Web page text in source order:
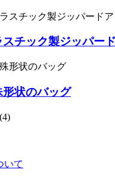
スチック製ジッパー
形状のバッグ
いて